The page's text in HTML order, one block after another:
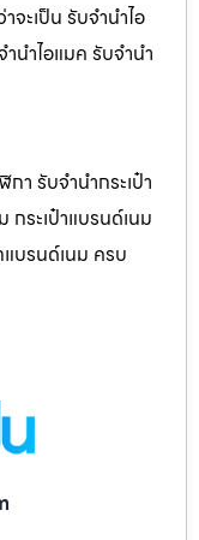
จะเป็น รับจำนำไอ
นำไอแมค รับจำนำ
า รับจำนำกระเป๋า
กระเป๋าแบรนด์เนม
บรนด์เนม ครบ